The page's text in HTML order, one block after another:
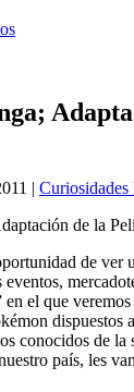
| Curiosidades
de ver
el que veremos
conocidos de la
país, les